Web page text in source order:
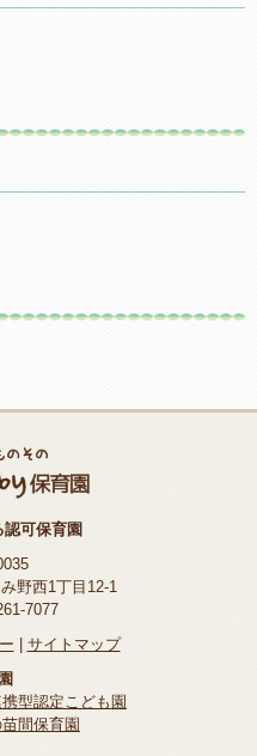
可保育園
野西1丁目12-1
7077
| サイトマップ
型認定こども園
間保育園